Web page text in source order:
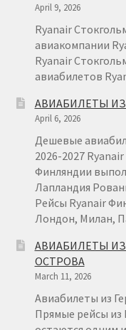
April 9, 2026
Ryanair
авиакомпании
Ryanair
авиабилетов
АВИАБИЛЕТЫ
April 6, 2026
Дешевые
2026-2027
Финляндии
Лапландия
Рейсы Ryanair
Лондон, Милан,
АВИАБИЛЕТЫ
ОСТРОВА
March 11, 2026
Авиабилеты из
Прямые рейсы из